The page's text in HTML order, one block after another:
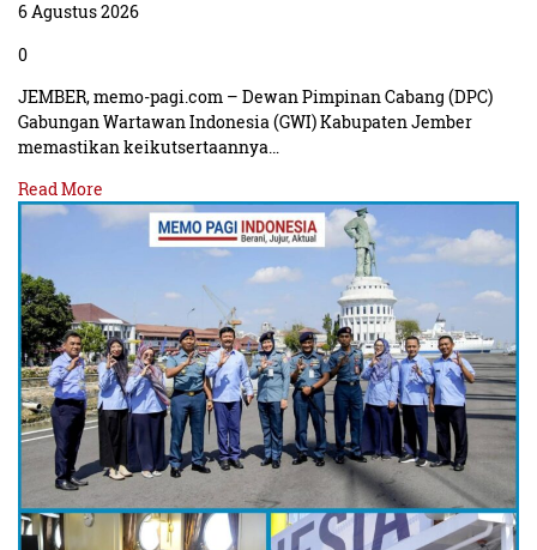
6 Agustus 2026
0
JEMBER, memo-pagi.com – Dewan Pimpinan Cabang (DPC)
Gabungan Wartawan Indonesia (GWI) Kabupaten Jember
memastikan keikutsertaannya…
Read More